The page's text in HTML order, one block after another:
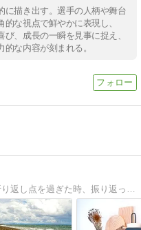
に描き出す。選手の人柄や舞台
な視点で鮮やかに表現し、
、成長の一瞬を見事に捉え、
な内容が刻まれる。
結婚生活ほとんど別居。人生の折り返し点を過ぎた時、振り返ってみる。これで良かったのか。これからは自分らしく生きたいとつぶやく。